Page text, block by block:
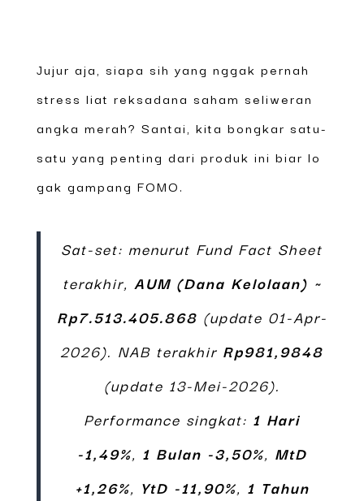
Jujur aja, siapa sih yang nggak pernah
stress liat reksadana saham seliweran
angka merah? Santai, kita bongkar satu-
satu yang penting dari produk ini biar lo
gak gampang FOMO.
Sat-set: menurut Fund Fact Sheet
terakhir, AUM (Dana Kelolaan) ~
Rp7.513.405.868 (update 01-Apr-
2026). NAB terakhir Rp981,9848
(update 13-Mei-2026).
Performance singkat: 1 Hari
-1,49%, 1 Bulan -3,50%, MtD
+1,26%, YtD -11,90%, 1 Tahun